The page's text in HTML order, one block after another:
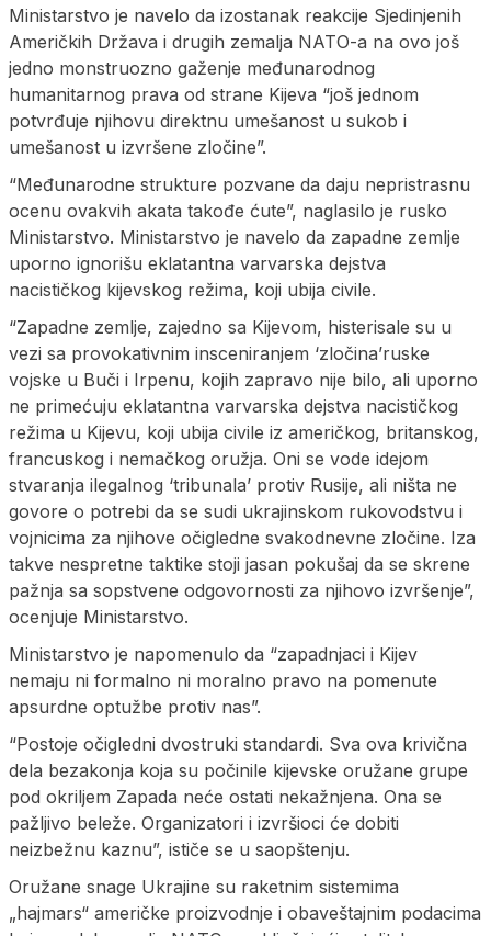
Ministarstvo je navelo da izostanak reakcije Sjedinjenih
Američkih Država i drugih zemalja NATO-a na ovo još
jedno monstruozno gaženje međunarodnog
humanitarnog prava od strane Kijeva “još jednom
potvrđuje njihovu direktnu umešanost u sukob i
umešanost u izvršene zločine”.
“Međunarodne strukture pozvane da daju nepristrasnu
ocenu ovakvih akata takođe ćute”, naglasilo je rusko
Ministarstvo. Ministarstvo je navelo da zapadne zemlje
uporno ignorišu eklatantna varvarska dejstva
nacističkog kijevskog režima, koji ubija civile.
“Zapadne zemlje, zajedno sa Kijevom, histerisale su u
vezi sa provokativnim insceniranjem ‘zločina’ruske
vojske u Buči i Irpenu, kojih zapravo nije bilo, ali uporno
ne primećuju eklatantna varvarska dejstva nacističkog
režima u Kijevu, koji ubija civile iz američkog, britanskog,
francuskog i nemačkog oružja. Oni se vode idejom
stvaranja ilegalnog ‘tribunala’ protiv Rusije, ali ništa ne
govore o potrebi da se sudi ukrajinskom rukovodstvu i
vojnicima za njihove očigledne svakodnevne zločine. Iza
takve nespretne taktike stoji jasan pokušaj da se skrene
pažnja sa sopstvene odgovornosti za njihovo izvršenje”,
ocenjuje Ministarstvo.
Ministarstvo je napomenulo da “zapadnjaci i Kijev
nemaju ni formalno ni moralno pravo na pomenute
apsurdne optužbe protiv nas”.
“Postoje očigledni dvostruki standardi. Sva ova krivična
dela bezakonja koja su počinile kijevske oružane grupe
pod okriljem Zapada neće ostati nekažnjena. Ona se
pažljivo beleže. Organizatori i izvršioci će dobiti
neizbežnu kaznu”, ističe se u saopštenju.
Oružane snage Ukrajine su raketnim sistemima
„hajmars“ američke proizvodnje i obaveštajnim podacima